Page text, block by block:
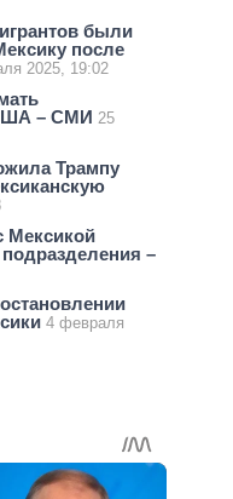
были
после
2025, 19:02
– СМИ 25
Трампу
Мексикой
–
4 февраля